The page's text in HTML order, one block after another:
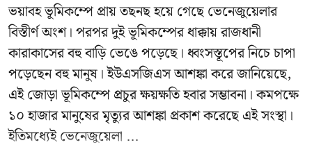
ভয়াবহ ভূমিকম্পে প্রায় তছনছ হয়ে গেছেভেনেজুয়েলার
বিস্তীর্ণ অংশ। পরপর দুই ভূমিকম্পের ধাক্কায় রাজধানী
কারাকাসের বহু বাড়ি ভেঙে পড়েছে। ধ্বংসস্তূপের নিচে চাপা
পড়েছেন বহু মানুষ। ইউএসজিএস আশঙ্কা করে জানিয়েছে,
এই জোড়া ভূমিকম্পে প্রচুর ক্ষয়ক্ষতি হবার সম্ভাবনা। কমপক্ষে
১০ হাজার মানুষের মৃত্যুর আশঙ্কা প্রকাশ করেছে এই সংস্থা।
ইতিমধ্যেই ভেনেজুয়েলা ...